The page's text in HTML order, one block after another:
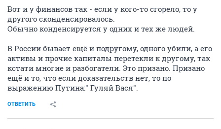
Вот и у финансов так - если у кого-то сгорело, то у
другого сконденсировалось.
Обычно конденсируется у одних и тех же людей.
В России бывает ещё и подругому, одного убили, а его
активы и прочие капиталы перетекли к другому, так
кстати многие и разбогатели. Это призано. Призано
ещё и то, что если доказательств нет, то по
выражению Путина:" Гуляй Вася".
ОТВЕТИТЬ